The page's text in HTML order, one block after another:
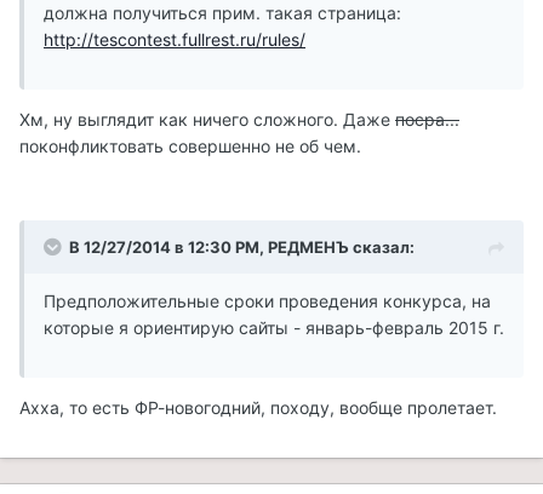
должна получиться прим. такая страница:
http://tescontest.fullrest.ru/rules/
Хм, ну выглядит как ничего сложного. Даже посра...
поконфликтовать совершенно не об чем.
В 12/27/2014 в 12:30 PM, РЕДМЕНЪ сказал:
Предположительные сроки проведения конкурса, на
которые я ориентирую сайты - январь-февраль 2015 г.
Ахха, то есть ФР-новогодний, походу, вообще пролетает.